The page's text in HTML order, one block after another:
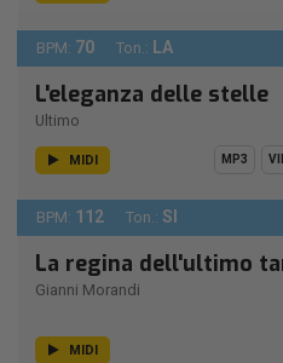
BPM: 70 Ton.: LA
L'eleganza delle stelle
Ultimo
MIDI MP3
BPM: 112 Ton.: SI
La regina dell'ultimo
Gianni Morandi
MIDI